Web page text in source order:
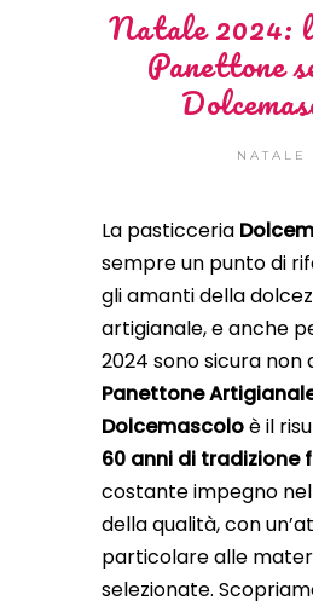
Natale 2024:
Panettone
NATALE
La pasticceria
sempre un punto di
gli amanti della
artigianale, e anche
2024 sono sicura non
Panettone
Dolcemascoloè il
60 anni di tradizione
costante impegno
della qualità, con
particolare alle
selezionate.